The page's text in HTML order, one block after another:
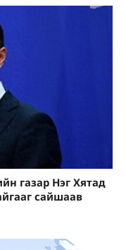
газар Нэг Хятад
сайшаав